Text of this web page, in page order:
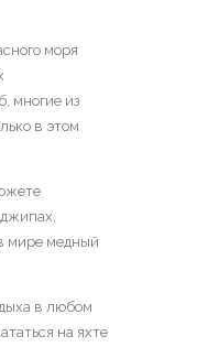
моря
многие из
в этом
мире медный
в любом
на яхте